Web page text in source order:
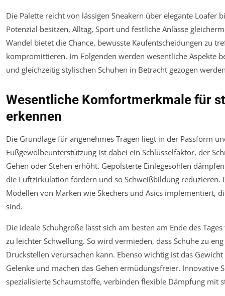
Die Palette reicht von lässigen Sneakern über elegante Loafer
Potenzial besitzen, Alltag, Sport und festliche Anlässe
Wandel bietet die Chance, bewusste Kaufentscheidungen zu
kompromittieren. Im Folgenden werden wesentliche Aspekte
und gleichzeitig stylischen Schuhen in Betracht gezogen
Wesentliche Komfortmerkmale für
erkennen
Die Grundlage für angenehmes Tragen liegt in der Passform
Fußgewölbeunterstützung ist dabei ein Schlüsselfaktor, der
Gehen oder Stehen erhöht. Gepolsterte Einlegesohlen
die Luftzirkulation fördern und so Schweißbildung reduzieren.
Modellen von Marken wie Skechers und Asics implementiert,
sind.
Die ideale Schuhgröße lässt sich am besten am Ende des
zu leichter Schwellung. So wird vermieden, dass Schuhe zu
Druckstellen verursachen kann. Ebenso wichtig ist das
Gelenke und machen das Gehen ermüdungsfreier. Innovative
spezialisierte Schaumstoffe, verbinden flexible Dämpfung mit